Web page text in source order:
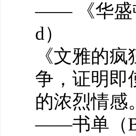
—— 《华盛
d）
《文雅的
争，证明即
的浓烈情感。
——书单（